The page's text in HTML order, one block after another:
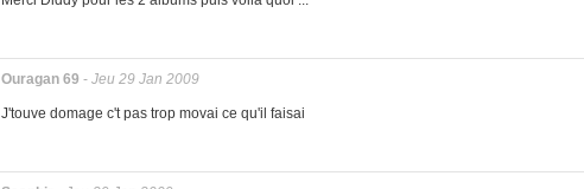
Ouragan 69 - Jeu 29 Jan 2009
J'touve domage c't pas trop movai ce qu'il faisai